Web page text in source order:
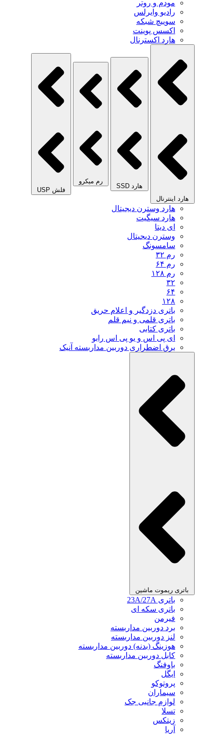
مودم و روتر
رادیو وایرلس
سوییچ شبکه
اکسس پوینت
هارد اکسترنال
هارد اینترنال
هارد SSD
رم میکرو
فلش USP
هارد وسترن دیجیتال
هارد سیگیت
ای دیتا
وسترن دیجیتال
سامسونگ
رم ۳۲
رم ۶۴
رم ۱۲۸
۳۲
۶۴
۱۲۸
باتری دزدگیر و اعلام حریق
باتری قلمی و نیم قلم
باتری کتابی
ای پی اس و یو پی اس رابو
برق اضطراری دوربین مداربسته آنیک
باتری ریموت ماشین
باتری 23A/27A
باتری سکه ای
فیرمن
برد دوربین مداربسته
لنز دوربین مداربسته
هوزینگ (بدنه) دوربین مداربسته
کابل دوربین مداربسته
باوفنگ
ایگل
پروتوکو
سیماران
لوازم جانبی جک
تسلا
زیتکس
آریا